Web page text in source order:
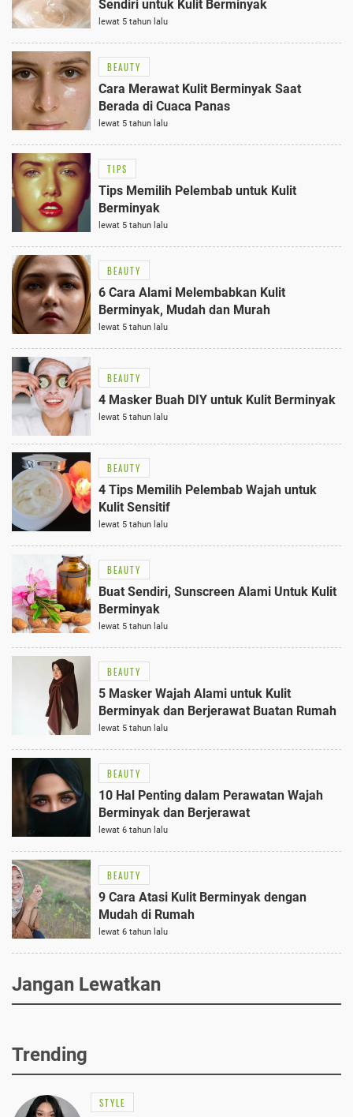
Sendiri untuk Kulit Berminyak
lewat 5 tahun lalu
BEAUTY
Cara Merawat Kulit Berminyak Saat
Berada di Cuaca Panas
lewat 5 tahun lalu
TIPS
Tips Memilih Pelembab untuk Kulit
Berminyak
lewat 5 tahun lalu
BEAUTY
6 Cara Alami Melembabkan Kulit
Berminyak, Mudah dan Murah
lewat 5 tahun lalu
BEAUTY
4 Masker Buah DIY untuk Kulit Berminyak
lewat 5 tahun lalu
BEAUTY
4 Tips Memilih Pelembab Wajah untuk
Kulit Sensitif
lewat 5 tahun lalu
BEAUTY
Buat Sendiri, Sunscreen Alami Untuk Kulit
Berminyak
lewat 5 tahun lalu
BEAUTY
5 Masker Wajah Alami untuk Kulit
Berminyak dan Berjerawat Buatan Rumah
lewat 5 tahun lalu
BEAUTY
10 Hal Penting dalam Perawatan Wajah
Berminyak dan Berjerawat
lewat 6 tahun lalu
BEAUTY
9 Cara Atasi Kulit Berminyak dengan
Mudah di Rumah
lewat 6 tahun lalu
Jangan Lewatkan
Trending
STYLE